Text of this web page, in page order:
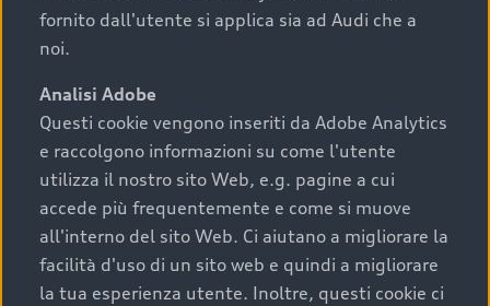
fornito dall'utente si applica sia ad Audi che a
noi.
Analisi Adobe
Questi cookie vengono inseriti da Adobe Analytics
e raccolgono informazioni su come l'utente
utilizza il nostro sito Web, e.g. pagine a cui
accede più frequentemente e come si muove
all'interno del sito Web. Ci aiutano a migliorare la
facilità d'uso di un sito web e quindi a migliorare
la tua esperienza utente. Inoltre, questi cookie ci
I requisiti fondamentali da considerare prima di
acquistare un’auto usata, oltre al prezzo e all'aspetto,
chilometraggio: un valore contenuto corrisponde a
uno stato migliore del veicolo e a una maggiore
durata nel tempo;
cronologia dei tagliandi: una documentazione
completa della vettura certifica una manutenzione
costante e accurata;